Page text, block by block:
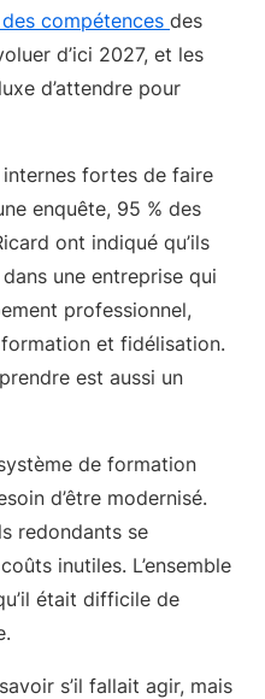
compétences des
d’ici 2027, et les
d’attendre pour
fortes de faire
enquête, 95 % des
ont indiqué qu’ils
une entreprise qui
professionnel,
et fidélisation.
est aussi un
de formation
d’être modernisé.
redondants se
inutiles. L’ensemble
était difficile de
s’il fallait agir, mais